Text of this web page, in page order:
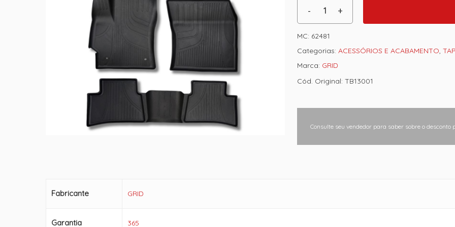
MC: 62481
Categorias: ACESSÓRIOS E ACABAMENTO,
Marca: GRID
Cód. Original: TB13001
Consulte seu vendedor para saber sobre o
Fabricante GRID
Garantia 365